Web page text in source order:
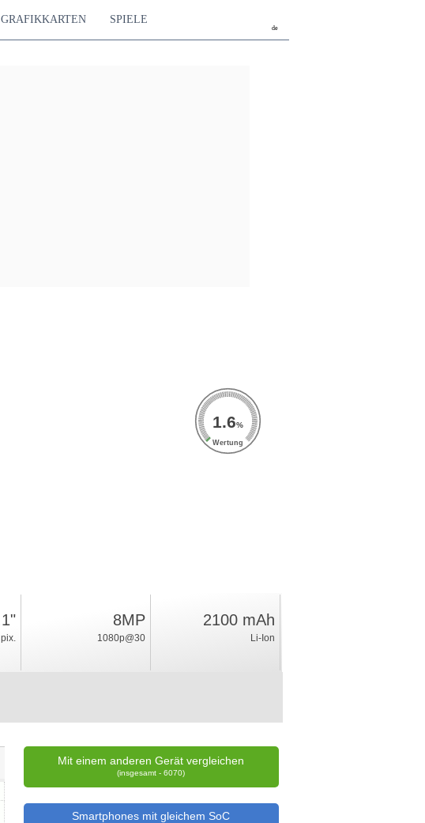
de
GRAFIKKARTEN SPIELE
1.6%
Wertung
8MP
1080p@30
2100 mAh
Li-Ion
Mit einem anderen Gerät vergleichen
(insgesamt - 6070)
Smartphones mit gleichem SoC